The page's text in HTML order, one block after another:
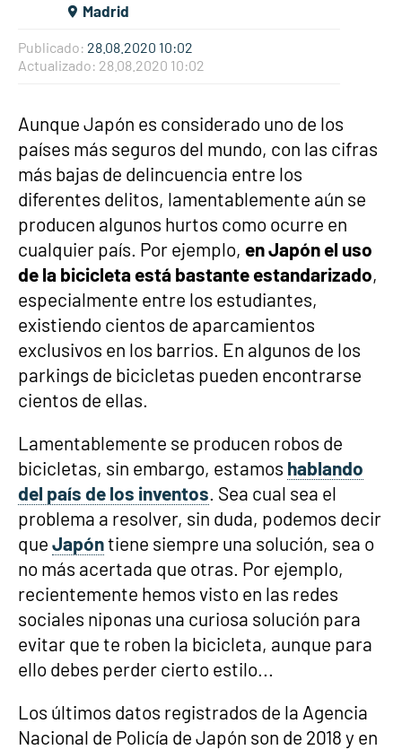
Madrid
Publicado: 28.08.2020 10:02
Actualizado: 28.08.2020 10:02
Aunque Japón es considerado uno de los
países más seguros del mundo, con las cifras
más bajas de delincuencia entre los
diferentes delitos, lamentablemente aún se
producen algunos hurtos como ocurre en
cualquier país. Por ejemplo, en Japón el uso
de la bicicleta está bastante estandarizado,
especialmente entre los estudiantes,
existiendo cientos de aparcamientos
exclusivos en los barrios. En algunos de los
parkings de bicicletas pueden encontrarse
cientos de ellas.
Lamentablemente se producen robos de
bicicletas, sin embargo, estamos hablando
del país de los inventos. Sea cual sea el
problema a resolver, sin duda, podemos decir
que Japóntiene siempre una solución, sea o
no más acertada que otras. Por ejemplo,
recientemente hemos visto en las redes
sociales niponas una curiosa solución para
evitar que te roben la bicicleta, aunque para
ello debes perder cierto estilo...
Los últimos datos registrados de la Agencia
Nacional de Policía de Japón son de 2018 y en